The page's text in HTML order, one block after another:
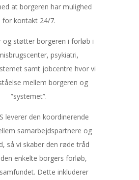
at borgeren har mulighed
for kontakt 24/7.
og støtter borgeren i forløb i
psykiatri,
samt jobcentre hvor vi
mellem borgeren og
”systemet”.
leverer den koordinerende
samarbejdspartnere og
så vi skaber den røde tråd
enkelte borgers forløb,
Dette inkluderer